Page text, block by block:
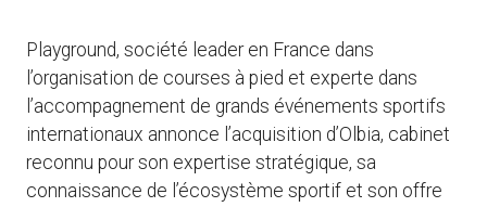
Playground, société leader en France dans
l’organisation de courses à pied et experte dans
l’accompagnement de grands événements sportifs
internationaux annonce l’acquisition d’Olbia, cabinet
reconnu pour son expertise stratégique, sa
connaissance de l’écosystème sportif et son offre